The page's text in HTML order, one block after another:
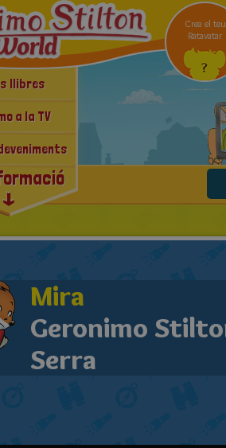
llibres
a la TV
Comics
Crea el teu
Ratavatar
Mira
Geronimo
Serra